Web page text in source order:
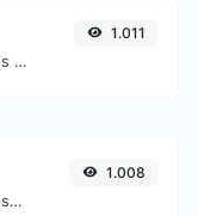
Converta facilmente arquivos de imagem JPG para BMP.
1.011
Converta facilmente arquivos de imagem BMP para WEBP.
1.008